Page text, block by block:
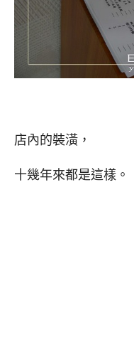
店內的裝潢，
十幾年來都是這樣。